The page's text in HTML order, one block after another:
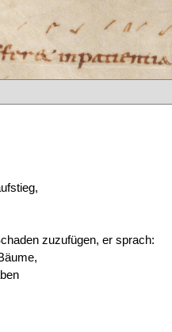
zuzufügen, er sprach: